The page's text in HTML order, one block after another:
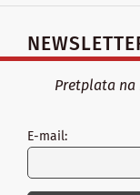
Pretplata na
E-mail: